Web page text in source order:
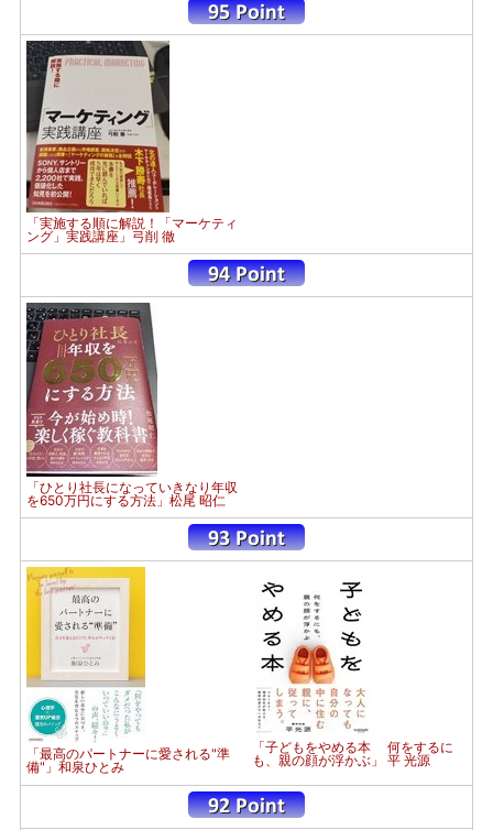
「実施する順に解説！「マーケティ
ング」実践講座」弓削 徹
「ひとり社長になっていきなり年収
を650万円にする方法」松尾 昭仁
「最高のパートナーに愛される"準
備"」和泉ひとみ
「子どもをやめる本 何をするに
も、親の顔が浮かぶ」 平 光源